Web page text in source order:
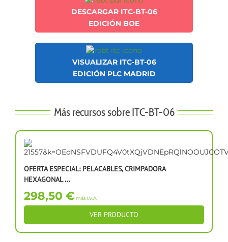
DESCARGAR ITC-BT-06
EDICIÓN BOE
VISUALIZAR ITC-BT-06
EDICIÓN PLC MADRID
Más recursos sobre ITC-BT-06
OFERTA ESPECIAL: PELACABLES, CRIMPADORA
HEXAGONAL ...
298,50 €más I.V.A.
VER PRODUCTO